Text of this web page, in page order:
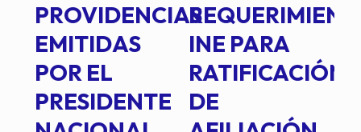
PROVIDENCIAS
EMITIDAS
POR EL
PRESIDENTE
INE PARA
RATIFICACIÓN
DE